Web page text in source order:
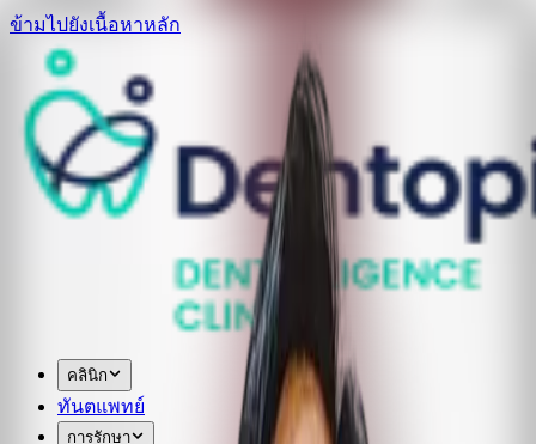
ข้ามไปยังเนื้อหาหลัก
คลินิก
ทันตแพทย์
การรักษา